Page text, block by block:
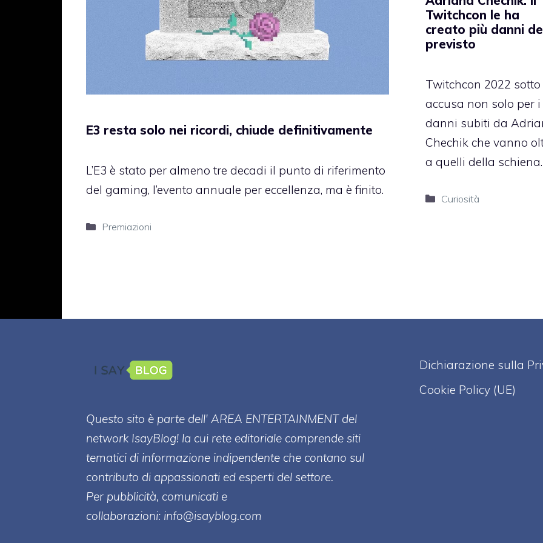
E3 resta solo nei ricordi, chiude definitivamente
L’E3 è stato per almeno tre decadi il punto di riferimento
del gaming, l’evento annuale per eccellenza, ma è finito.
Categorie
Premiazioni
Twitchcon le ha
creato più danni del
previsto
Twitchcon 2022 sotto
accusa non solo per i
danni subiti da
Chechik che vanno
a quelli della schiena.
Categorie
Curiosità
Questo sito è parte dell' AREA ENTERTAINMENT del
network IsayBlog! la cui rete editoriale comprende siti
tematici di informazione indipendente che contano sul
contributo di appassionati ed esperti del settore.
Per pubblicità, comunicati e
collaborazioni: info@isayblog.com
Dichiarazione sulla
Cookie Policy (UE)